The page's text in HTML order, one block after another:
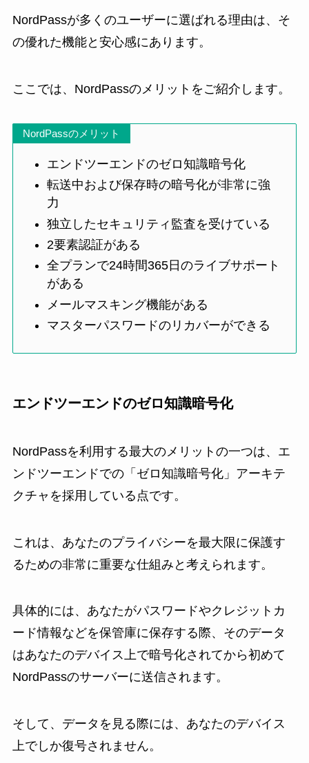
NordPassが多くのユーザーに選ばれる理由は、そ
の優れた機能と安心感にあります。
ここでは、NordPassのメリットをご紹介します。
NordPassのメリット
エンドツーエンドのゼロ知識暗号化
転送中および保存時の暗号化が非常に強
力
独立したセキュリティ監査を受けている
2要素認証がある
全プランで24時間365日のライブサポート
がある
メールマスキング機能がある
マスターパスワードのリカバーができる
エンドツーエンドのゼロ知識暗号化
NordPassを利用する最大のメリットの一つは、エ
ンドツーエンドでの「ゼロ知識暗号化」アーキテ
クチャを採用している点です。
これは、あなたのプライバシーを最大限に保護す
るための非常に重要な仕組みと考えられます。
具体的には、あなたがパスワードやクレジットカ
ード情報などを保管庫に保存する際、そのデータ
はあなたのデバイス上で暗号化されてから初めて
NordPassのサーバーに送信されます。
そして、データを見る際には、あなたのデバイス
上でしか復号されません。